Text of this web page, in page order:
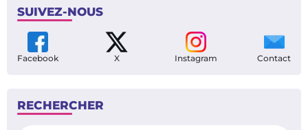
SUIVEZ-NOUS
Facebook X Instagram Contact
RECHERCHER